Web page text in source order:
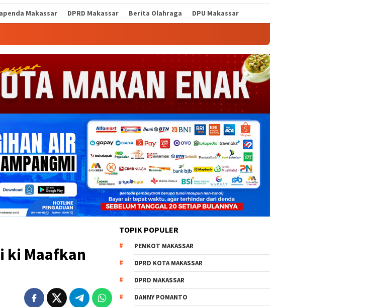
Makassar DPRD Makassar Berita Olahraga DPU Makassar
ki Maafkan
TOPIK POPULER
PEMKOT MAKASSAR
DPRD KOTA MAKASSAR
DPRD MAKASSAR
DANNY POMANTO